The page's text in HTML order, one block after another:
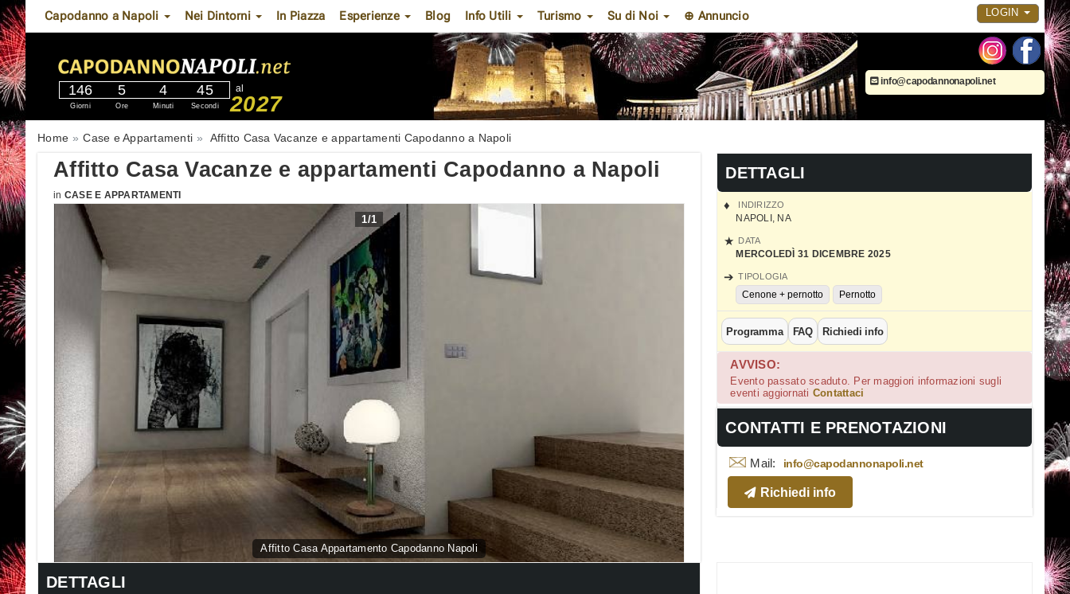
Capodanno a Napoli Nei Dintorni In Piazza Esperienze Blog Info Utili Turismo Su di Noi ⊕ Annuncio LOGIN
146
Giorni
5
Ore
4
Minuti
44
Secondi
al
2027
info@capodannonapoli.net
Home Case e Appartamenti Affitto Casa Vacanze e appartamenti Capodanno a Napoli
Affitto Casa Vacanze e appartamenti Capodanno a Napoli
in CASE E APPARTAMENTI
1/1
Affitto Casa Appartamento Capodanno Napoli
DETTAGLI
INDIRIZZO
NAPOLI , NA
DATA
MERCOLEDÌ 31 DICEMBRE 2025
TIPOLOGIA
Cenone + pernotto Pernotto
Programma FAQ Richiedi info
AVVISO:
Evento passato scaduto. Per maggiori informazioni sugli
eventi aggiornati Contattaci
CONTATTI E PRENOTAZIONI
Mail: info@capodannonapoli.net
Richiedi info
DETTAGLI